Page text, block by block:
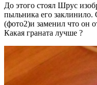
До этого стоял Шрус
пыльника его
(фото2)и заменил что он
Какая граната лучше ?